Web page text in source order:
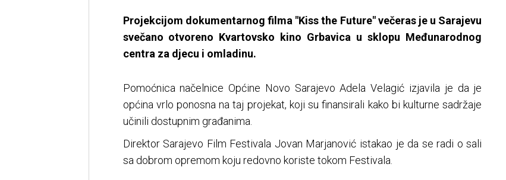
Projekcijom dokumentarnog filma "Kiss the Future" večeras je u Sarajevu
svečano otvoreno Kvartovsko kino Grbavica u sklopu Međunarodnog
centra za djecu i omladinu.
Pomoćnica načelnice Općine Novo Sarajevo Adela Velagić izjavila je da je
općina vrlo ponosna na taj projekat, koji su finansirali kako bi kulturne sadržaje
učinili dostupnim građanima.
Direktor Sarajevo Film Festivala Jovan Marjanović istakao je da se radi o sali
sa dobrom opremom koju redovno koriste tokom Festivala.